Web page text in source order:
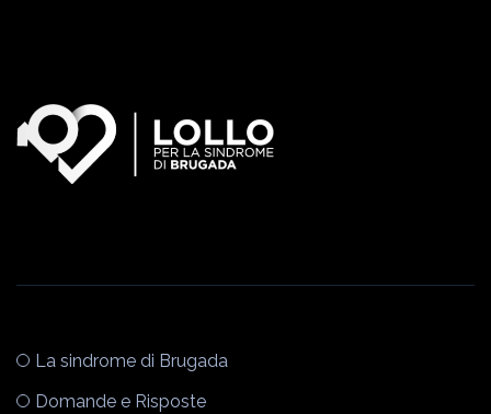
La sindrome di Brugada
Domande e Risposte